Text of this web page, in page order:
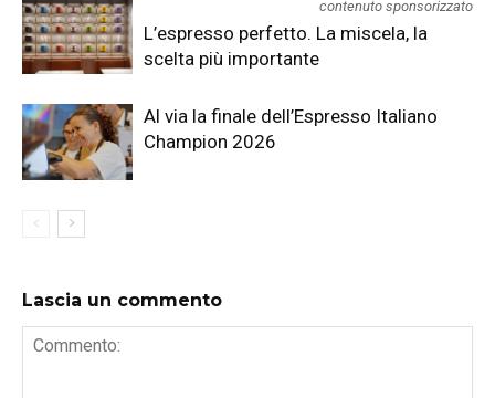
contenuto sponsorizzato
L’espresso perfetto. La miscela, la
scelta più importante
Al via la finale dell’Espresso Italiano
Champion 2026
Lascia un commento